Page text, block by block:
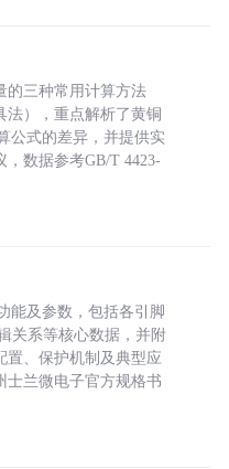
的三种常用计算方法
法），重点解析了黄铜
公式的差异，并提供实
数据参考GB/T 4423-
能及参数，包括各引脚
关系等核心数据，并附
置、保护机制及典型应
士兰微电子官方规格书